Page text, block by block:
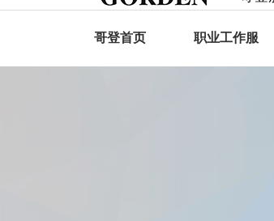
哥登首页 职业工作服